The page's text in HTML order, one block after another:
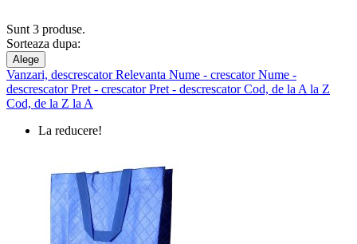
Sunt 3 produse.
Sorteaza dupa:
Alege
Vanzari, descrescatorRelevanta Nume - crescatorNume -
descrescatorPret - crescatorPret - descrescatorCod, de la A la Z
Cod, de la Z la A
La reducere!